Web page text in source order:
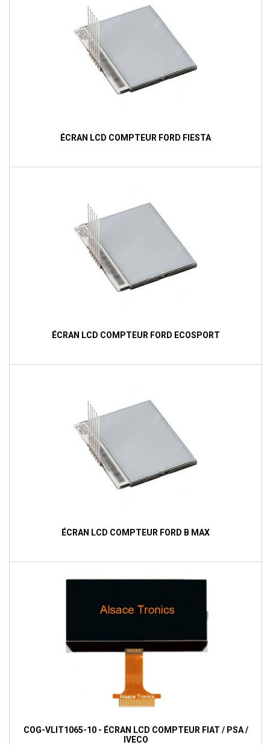
ÉCRAN LCD COMPTEUR FORD FIESTA
ÉCRAN LCD COMPTEUR FORD ECOSPORT
ÉCRAN LCD COMPTEUR FORD B MAX
COG-VLIT1065-10 - ÉCRAN LCD COMPTEUR FIAT / PSA /
IVECO